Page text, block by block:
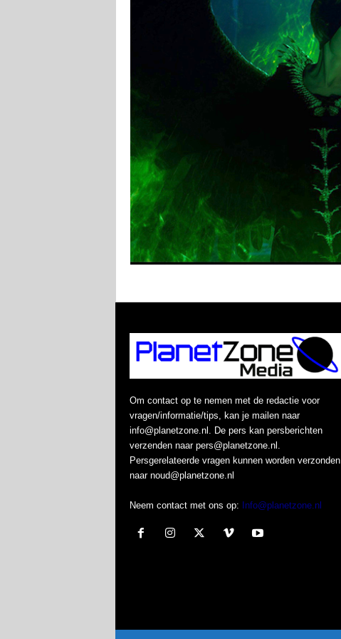
Om contact op te nemen met de redactie voor
vragen/informatie/tips, kan je mailen naar
info@planetzone.nl. De pers kan persberichten
verzenden naar pers@planetzone.nl.
Persgerelateerde vragen kunnen worden verzonden
naar noud@planetzone.nl
Neem contact met ons op: Info@planetzone.nl